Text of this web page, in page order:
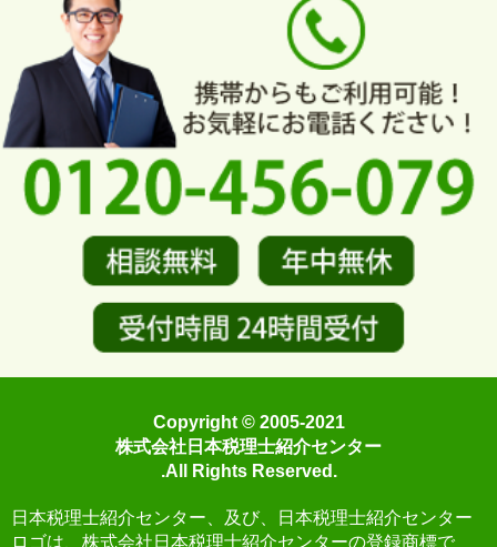
Copyright © 2005-2021
株式会社日本税理士紹介センター
.All Rights Reserved.
日本税理士紹介センター、及び、日本税理士紹介センター
ロゴは、株式会社日本税理士紹介センターの登録商標で